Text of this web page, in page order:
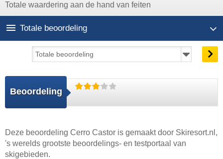
Totale waardering aan de hand van feiten
Totale beoordeling
Beoordeling
Deze beoordeling Cerro Castor is gemaakt door Skiresort.nl ,
's werelds grootste beoordelings- en testportaal van
skigebieden.